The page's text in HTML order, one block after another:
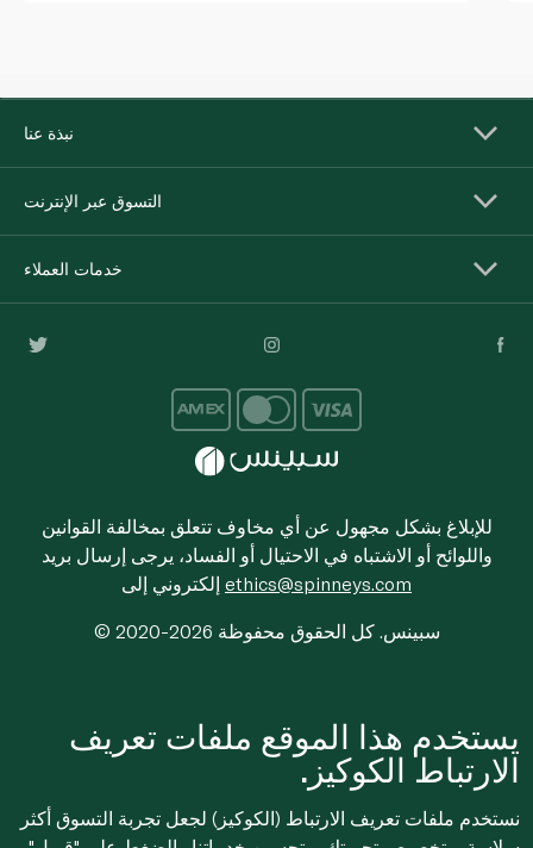
نبذة عنا
التسوق عبر الإنترنت
خدمات العملاء
للإبلاغ بشكل مجهول عن أي مخاوف تتعلق بمخالفة القوانين
واللوائح أو الاشتباه في الاحتيال أو الفساد، يرجى إرسال بريد
ethics@spinneys.com
© 2020-2026 سبينس. كل الحقوق محفوظة
يستخدم هذا الموقع ملفات تعريف
الارتباط الكوكيز.
نستخدم ملفات تعريف الارتباط (الكوكيز) لجعل تجربة التسوق أكثر